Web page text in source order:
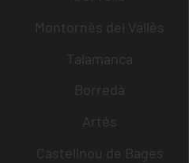
Montornès del Vallès
Talamanca
Borredà
Artés
Castellnou de Bages